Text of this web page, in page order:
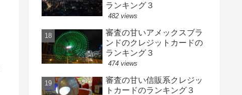
ランキング３
482 views
審査の甘いアメックスブラ
ンドのクレジットカードの
ランキング３
474 views
審査の甘い信販系クレジッ
トカードのランキング３